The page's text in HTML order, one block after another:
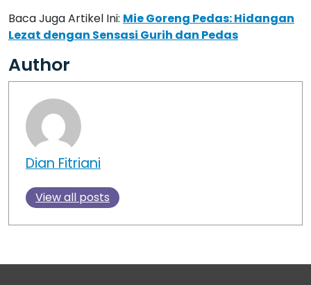
Baca Juga Artikel Ini: Mie Goreng Pedas: Hidangan
Lezat dengan Sensasi Gurih dan Pedas
Author
Dian Fitriani
View all posts